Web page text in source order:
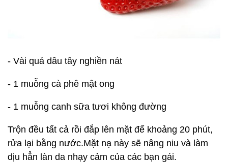
- Vài quả dâu tây nghiền nát
- 1 muỗng cà phê mật ong
- 1 muỗng canh sữa tươi không đường
Trộn đều tất cả rồi đắp lên mặt để khoảng 20 phút,
rửa lại bằng nước.Mặt nạ này sẽ nâng niu và làm
dịu hẳn làn da nhạy cảm của các bạn gái.